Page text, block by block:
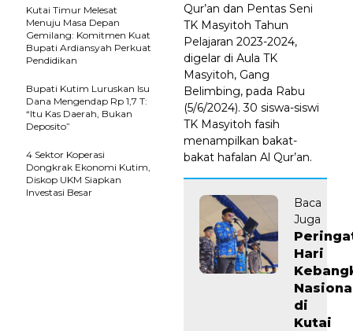
Qur’an dan Pentas Seni
TK Masyitoh Tahun
Pelajaran 2023-2024,
digelar di Aula TK
Masyitoh, Gang
Belimbing, pada Rabu
(5/6/2024). 30 siswa-siswi
TK Masyitoh fasih
menampilkan bakat-
bakat hafalan Al Qur’an.
Baca
Juga
Hari
di
Kutai
Kutai Timur Melesat
Menuju Masa Depan
Gemilang: Komitmen Kuat
Bupati Ardiansyah Perkuat
Pendidikan
Bupati Kutim Luruskan Isu
Dana Mengendap Rp 1,7 T:
“Itu Kas Daerah, Bukan
Deposito”
4 Sektor Koperasi
Dongkrak Ekonomi Kutim,
Diskop UKM Siapkan
Investasi Besar